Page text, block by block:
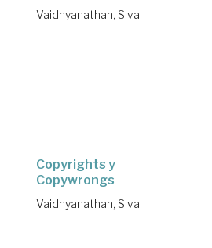
Vaidhyanathan, Siva
Copyrights y
Copywrongs
Vaidhyanathan, Siva